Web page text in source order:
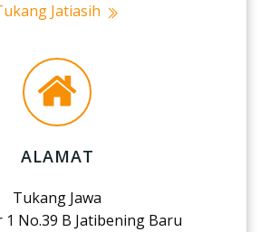
Jatiasih
ALAMAT
Tukang Jawa
1 No.39 B Jatibening Baru